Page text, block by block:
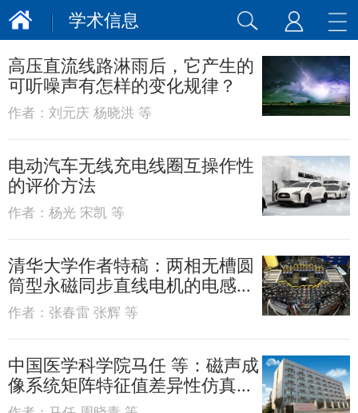
学术信息
高压直流线路淋雨后，它产生的
可听噪声有怎样的变化规律？
作者： 刘元庆 杨晓洪 等
电动汽车无线充电线圈互操作性
的评价方法
作者： 杨光 宋凯 等
清华大学作者特稿：两相无槽圆
筒型永磁同步直线电机的电感计
算
作者： 张春雷 张辉 等
中国医学科学院马任 等：磁声成
像系统矩阵特征值差异性仿真研
究